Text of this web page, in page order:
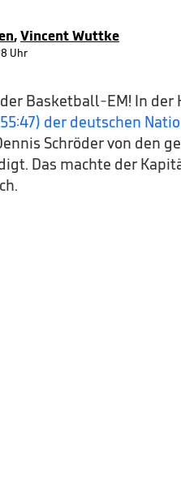
,Vincent Wuttke
Uhr
Basketball-EM! In der
der deutschen
Schröder von den
Das machte der